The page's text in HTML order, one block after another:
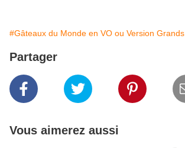
#Gâteaux du Monde en VO ou Version
Partager
Vous aimerez aussi